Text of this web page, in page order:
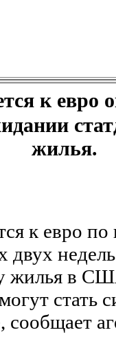
к евро
жилья.
к евро по
жилья в
стать
сообщает